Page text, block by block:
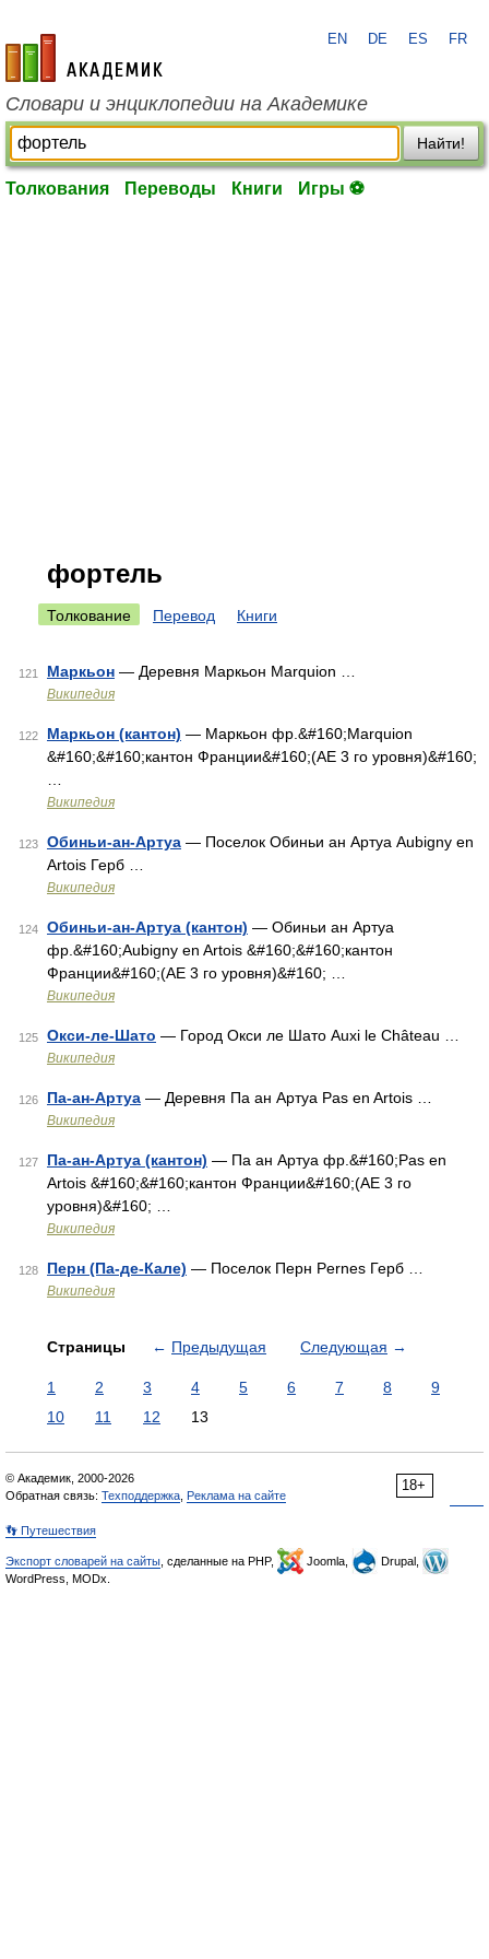
academic.ru
EN DE ES FR
Словари и энциклопедии на Академике
Найти!
Толкования Переводы Книги Игры ⚽
фортель
Толкование Перевод Книги
121 Маркьон — Деревня Маркьон Marquion …
Википедия
122 Маркьон (кантон) — Маркьон фр.&#160;Marquion
&#160;&#160;кантон Франции&#160;(АЕ 3 го уровня)&#160;
Википедия
123 Обиньи-ан-Артуа — Поселок Обиньи ан Артуа Aubigny en
Artois Герб …
Википедия
124 Обиньи-ан-Артуа (кантон) — Обиньи ан Артуа
фр.&#160;Aubigny en Artois &#160;&#160;кантон
Франции&#160;(АЕ 3 го уровня)&#160; …
Википедия
125 Окси-ле-Шато — Город Окси ле Шато Auxi le Château …
Википедия
126 Па-ан-Артуа — Деревня Па ан Артуа Pas en Artois …
Википедия
127 Па-ан-Артуа (кантон) — Па ан Артуа фр.&#160;Pas en
Artois &#160;&#160;кантон Франции&#160;(АЕ 3 го
уровня)&#160; …
Википедия
128 Перн (Па-де-Кале) — Поселок Перн Pernes Герб …
Википедия
Страницы ← Предыдущая Следующая →
1 2 3 4 5 6 7 8
9
10
11 12 13
18+
© Академик, 2000-2026
Обратная связь: Техподдержка Реклама на сайте
👣 Путешествия
Экспорт словарей на сайты , сделанные на PHP, Joomla,
Drupal,
WordPress, MODx.